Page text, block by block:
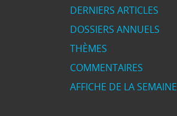
DERNIERS ARTICLES
DOSSIERS ANNUELS
THÈMES
COMMENTAIRES
AFFICHE DE LA SEMAINE